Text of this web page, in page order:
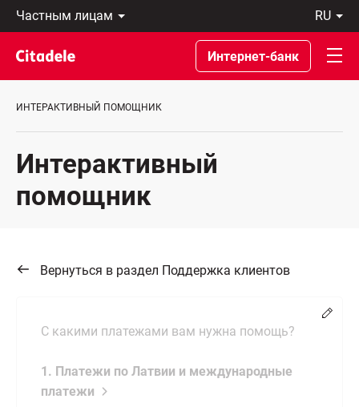
Частным
лицам
Предприятиям
Private
Banking
банке
ru
Latviski
По-
русски
In
Интернет-банк
ИНТЕРАКТИВНЫЙ ПОМОЩНИК
Интерактивный
помощник
Вернуться в раздел Поддержка клиентов
С какими платежами вам нужна помощь?
1. Платежи по Латвии и международные
платежи